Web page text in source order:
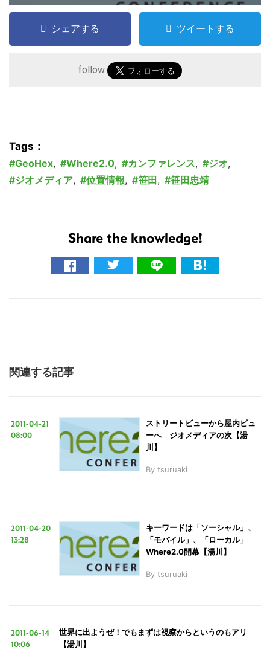
シェアする ツイートする
follow
Tags：
GeoHex, Where2.0, カンファレンス, ジオ,
ジオメディア, 位置情報, 笹田 , 笹田忠靖
Share the knowledge!
関連する記事
2011-04-21
08:00
ストリートビューから屋内ビュ
ーへ ジオメディアの次【湯
川】
By tsuruaki
2011-04-20
13:28
キーワードは「ソーシャル」、
「モバイル」、「ローカル」
Where2.0開幕【湯川】
By tsuruaki
2011-06-14
10:06
世界に出ようぜ！でもまずは視察からというのもアリ
【湯川】
す
る